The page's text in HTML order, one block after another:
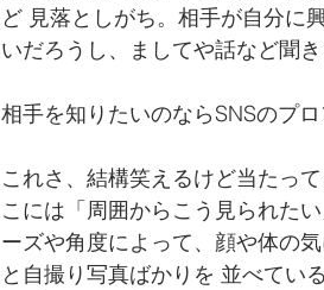
ど 見落としがち。相手が自分に
いだろうし、ましてや話など聞き
相手を知りたいのならSNSのプロ
これさ、結構笑えるけど当たっ
こには「周囲からこう見られた
ーズや角度によって、顔や体の
と自撮り写真ばかりを 並べてい